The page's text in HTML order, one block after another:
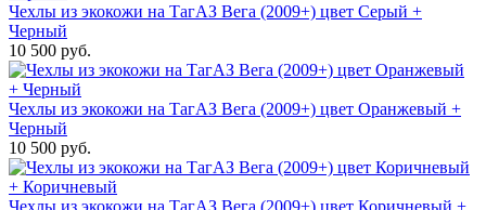
Чехлы из экокожи на ТагАЗ Вега (2009+) цвет Серый +
Черный
10 500 руб.
Чехлы из экокожи на ТагАЗ Вега (2009+) цвет Оранжевый +
Черный
10 500 руб.
Чехлы из экокожи на ТагАЗ Вега (2009+) цвет Коричневый +